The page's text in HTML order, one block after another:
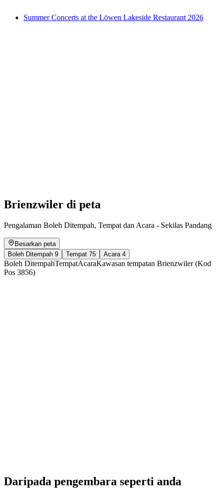
Summer Concerts at the Löwen Lakeside Restaurant 2026
Brienzwiler di peta
Pengalaman Boleh Ditempah, Tempat dan Acara - Sekilas Pandang
Besarkan peta
Boleh Ditempah 9 Tempat 75 Acara 4
Boleh DitempahTempatAcaraKawasan tempatan Brienzwiler (Kod
Pos 3856)
Daripada pengembara seperti anda